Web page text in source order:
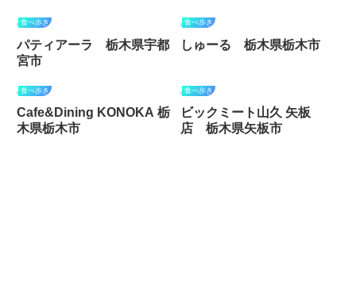
食べ歩き
パティアーラ 栃木県宇都
宮市
食べ歩き
しゅーる 栃木県栃木市
食べ歩き
Cafe&Dining KONOKA 栃
木県栃木市
食べ歩き
ビックミート山久 矢板
店 栃木県矢板市